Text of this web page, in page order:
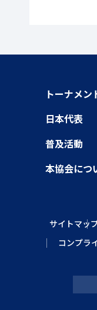
トーナメン
日本代表
普及活動
本協会につ
サイトマッ
コンプラ